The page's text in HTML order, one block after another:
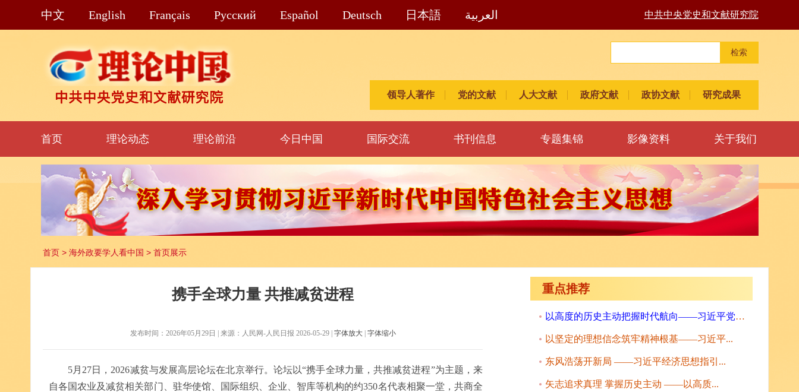
中文 English Français Pусский Español Deutsch 日本語 العربية 中共中央党史和文献研究院
检索
领导人著作 党的文献 人大文献 政府文献 政协文献 研究成果
首页 理论动态 理论前沿 今日中国 国际交流 书刊信息 专题集锦 影像资料 关于我们
首页 > 海外政要学人看中国 > 首页展示
携手全球力量 共推减贫进程
发布时间：2026年05月29日 | 来源：人民网-人民日报 2026-05-29 | 字体放大| 字体缩小
5月27日，2026减贫与发展高层论坛在北京举行。论坛以“携手全球力量，共推减贫进程”为主题，来
自各国农业及减贫相关部门、驻华使馆、国际组织、企业、智库等机构的约350名代表相聚一堂，共商全
重点推荐
以高度的历史主动把握时代航向——习近平党建...
以坚定的理想信念筑牢精神根基——习近平...
东风浩荡开新局 ——习近平经济思想指引...
矢志追求真理 掌握历史主动 ——以高质...